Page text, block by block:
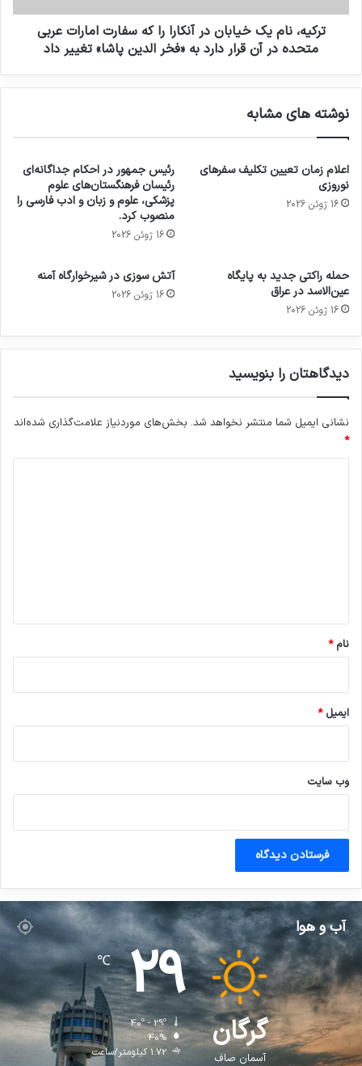
ترکیه، نام يک خيابان در آنکارا را که سفارت امارات عربي
متحده در آن قرار دارد به «فخر الدين پاشا» تغيير داد
نوشته های مشابه
اعلام زمان تعیین تکلیف سفرهای
نوروزی
16 ژوئن 2026
رئیس جمهور در احکام جداگانه‌ای
رئیسان فرهنگستان‌های علوم
پزشکی، علوم و زبان و ادب فارسی را
منصوب کرد.
16 ژوئن 2026
حمله راکتی جدید به پایگاه
عین‌الاسد در عراق
16 ژوئن 2026
آتش سوزی در شیرخوارگاه آمنه
16 ژوئن 2026
دیدگاهتان را بنویسید
نشانی ایمیل شما منتشر نخواهد شد. بخش‌های موردنیاز علامت‌گذاری شده‌اند
*
نام*
ایمیل*
وب‌ سایت
آب و هوا
گرگان
آسمان صاف
29
℃
40º - 29º
40%
1.72 کیلومتر/ساعت